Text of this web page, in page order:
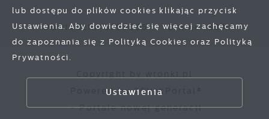
Odwiedzin: 3793865 Online: 324
Powered by2ClickPortal®
- Portale nowej generacji
lub dostępu do plików cookies klikając przycisk
Ustawienia. Aby dowiedzieć się więcej zachęcamy
do zapoznania się z Polityką Cookies oraz Polityką
Prywatności.
Ustawienia